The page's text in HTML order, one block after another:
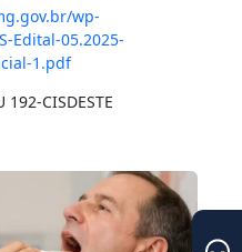
wp-
Edital-05.2025-
1.pdf
CISDESTE